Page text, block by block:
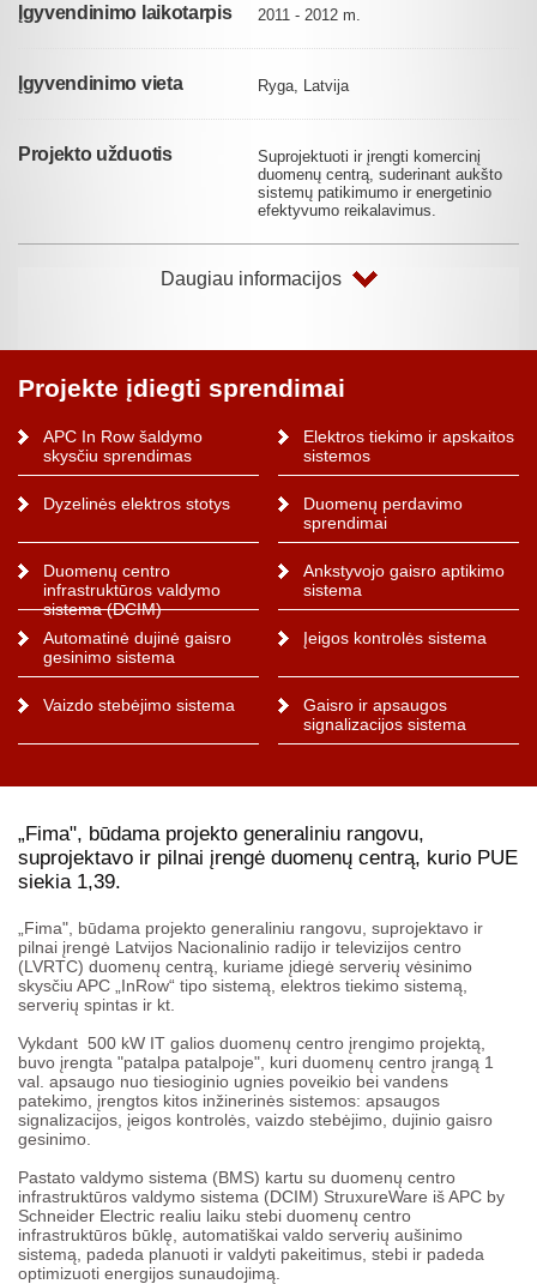
Įgyvendinimo laikotarpis 2011 - 2012 m.
Įgyvendinimo vieta Ryga, Latvija
Projekto užduotis
Suprojektuoti ir įrengti komercinį
duomenų centrą, suderinant aukšto
sistemų patikimumo ir energetinio
efektyvumo reikalavimus.
Daugiau informacijos
Projekte įdiegti sprendimai
APC In Row šaldymo
skysčiu sprendimas
Elektros tiekimo ir apskaitos
sistemos
Dyzelinės elektros stotys
Duomenų perdavimo
sprendimai
Duomenų centro
infrastruktūros valdymo
sistema (DCIM)
Ankstyvojo gaisro aptikimo
sistema
Automatinė dujinė gaisro
gesinimo sistema
Įeigos kontrolės sistema
Vaizdo stebėjimo sistema
Gaisro ir apsaugos
signalizacijos sistema
„Fima", būdama projekto generaliniu rangovu,
suprojektavo ir pilnai įrengė duomenų centrą, kurio PUE
siekia 1,39.
„Fima", būdama projekto generaliniu rangovu, suprojektavo ir
pilnai įrengė Latvijos Nacionalinio radijo ir televizijos centro
(LVRTC) duomenų centrą, kuriame įdiegė serverių vėsinimo
skysčiu APC „InRow“ tipo sistemą, elektros tiekimo sistemą,
serverių spintas ir kt.
Vykdant 500 kW IT galios duomenų centro įrengimo projektą,
buvo įrengta "patalpa patalpoje", kuri duomenų centro įrangą 1
val. apsaugo nuo tiesioginio ugnies poveikio bei vandens
patekimo, įrengtos kitos inžinerinės sistemos: apsaugos
signalizacijos, įeigos kontrolės, vaizdo stebėjimo, dujinio gaisro
gesinimo.
Pastato valdymo sistema (BMS) kartu su duomenų centro
infrastruktūros valdymo sistema (DCIM) StruxureWare iš APC by
Schneider Electric realiu laiku stebi duomenų centro
infrastruktūros būklę, automatiškai valdo serverių aušinimo
sistemą, padeda planuoti ir valdyti pakeitimus, stebi ir padeda
optimizuoti energijos sunaudojimą.